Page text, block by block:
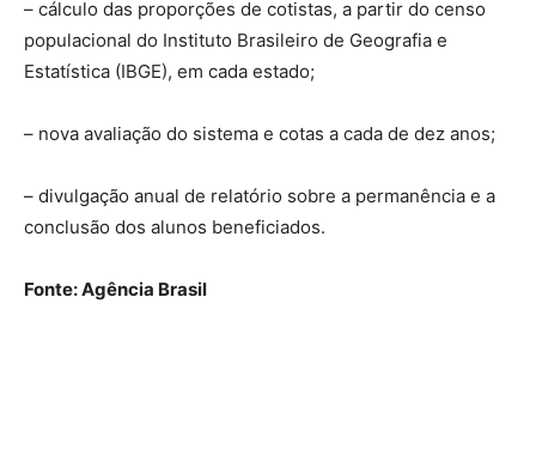
– cálculo das proporções de cotistas, a partir do censo
populacional do Instituto Brasileiro de Geografia e
Estatística (IBGE), em cada estado;
– nova avaliação do sistema e cotas a cada de dez anos;
– divulgação anual de relatório sobre a permanência e a
conclusão dos alunos beneficiados.
Fonte: Agência Brasil